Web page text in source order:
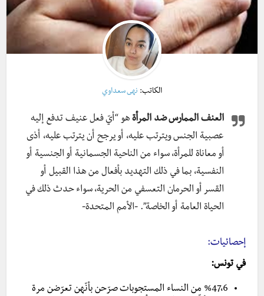
الكاتب: نهى سعداوي
العنف الممارس ضد المرأة هو “أيّ فعل عنيف تدفع إليه
عصبية الجنس ويترتب عليه، أو يرجح أن يترتب عليه، أذى
أو معاناة للمرأة، سواء من الناحية الجسمانية أو الجنسية أو
النفسية، بما في ذلك التهديد بأفعال من هذا القبيل أو
القسر أو الحرمان التعسفي من الحرية، سواء حدث ذلك في
الحياة العامة أو الخاصة”. -الأمم المتحدة-
إحصائيات:
في تونس:
%47،6 من النساء المستجوبات صرّحن بأنّهن تعرّضن مرة